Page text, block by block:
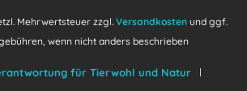
Mehrwertsteuer zzgl. Versandkosten und ggf.
wenn nicht anders beschrieben
für Tierwohl und Natur